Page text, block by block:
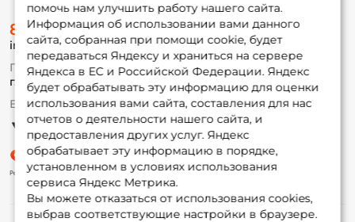
помочь нам улучшить работу нашего сайта.
Информация об использовании вами данного
сайта, собранная при помощи cookie, будет
передаваться Яндексу и храниться на сервере
Яндекса в ЕС и Российской Федерации. Яндекс
будет обрабатывать эту информацию для оценки
использования вами сайта, составления для нас
отчетов о деятельности нашего сайта, и
предоставления других услуг. Яндекс
обрабатывает эту информацию в порядке,
установленном в условиях использования
сервиса Яндекс Метрика.
Вы можете отказаться от использования cookies,
выбрав соответствующие настройки в браузере.
О магазине
Доставка
Оплата
Fox-bonus
Гуру
Партнерская программа
8 (495) 532-77-88
info@foxfishing.ru
По вопросам с заказом
г. Москва, ул. Плеханова д.7
Ежедневно 10:00 до 20:00